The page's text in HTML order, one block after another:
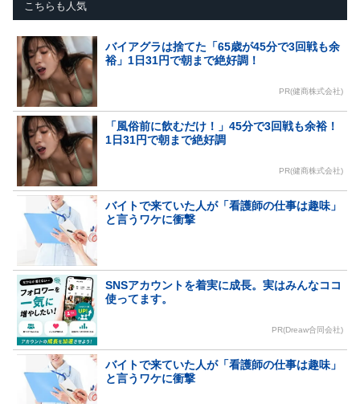
こちらも人気
バイアグラは捨てた「65歳が45分で3回戦も余
裕」1日31円で朝まで絶好調！
PR(健商株式会社)
「風俗前に飲むだけ！」45分で3回戦も余裕！
1日31円で朝まで絶好調
PR(健商株式会社)
バイトで来ていた人が「看護師の仕事は趣味」
と言うワケに衝撃
SNSアカウントを着実に成長。実はみんなココ
使ってます。
PR(Dreaw合同会社)
バイトで来ていた人が「看護師の仕事は趣味」
と言うワケに衝撃